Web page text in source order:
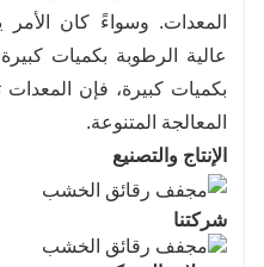
المعدات. وسواءً كان
عالية الرطوبة بكميات
بكميات كبيرة، فإن
المعالجة المتنوعة.
الإنتاج والتصنيع
شركتنا